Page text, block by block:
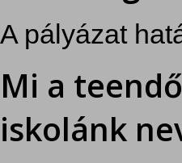
A pályázat
Mi a
iskolánk